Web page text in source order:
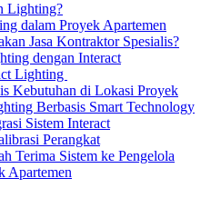
Lighting?
dalam Proyek Apartemen
Jasa Kontraktor Spesialis?
dengan Interact
Lighting
Kebutuhan di Lokasi Proyek
Berbasis Smart Technology
Sistem Interact
Perangkat
Terima Sistem ke Pengelola
Apartemen